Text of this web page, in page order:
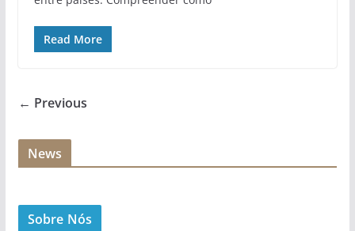
Read More
← Previous
News
Sobre Nós